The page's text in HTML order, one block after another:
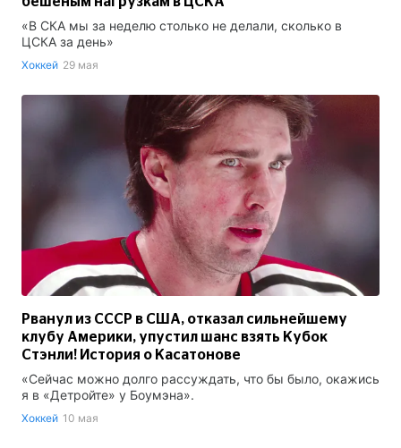
«В СКА мы за неделю столько не делали, сколько в
ЦСКА за день»
Хоккей 29 мая
Рванул из СССР в США, отказал сильнейшему
клубу Америки, упустил шанс взять Кубок
Стэнли! История о Касатонове
«Сейчас можно долго рассуждать, что бы было, окажись
я в «Детройте» у Боумэна».
Хоккей 10 мая